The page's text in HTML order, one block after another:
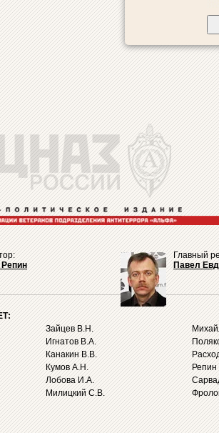
Главный
Павел
Зайцев В.Н.
Игнатов В.А.
Канакин В.В.
Кумов А.Н.
Лобова И.А.
Милицкий С.В.
Репин